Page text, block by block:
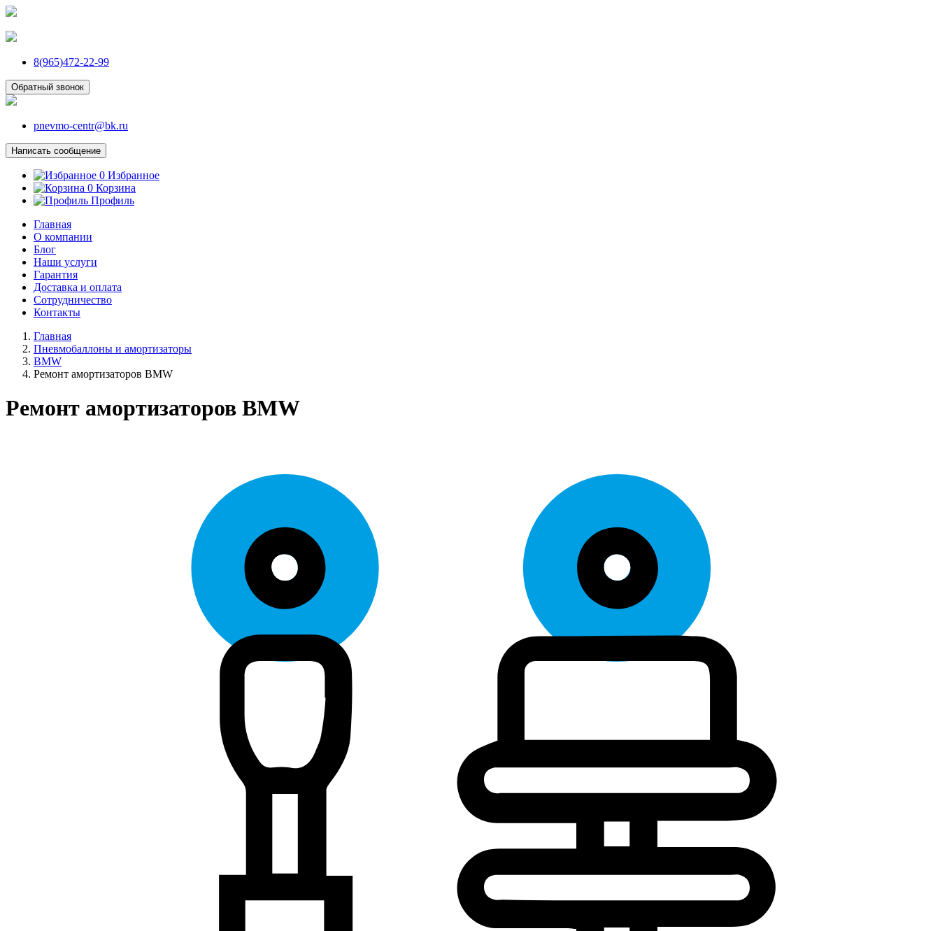
8(965)472-22-99
Обратный звонок
pnevmo-centr@bk.ru
Написать сообщение
0 Избранное
0 Корзина
Профиль
Главная
О компании
Блог
Наши услуги
Гарантия
Доставка и оплата
Сотрудничество
Контакты
Главная
Пневмобаллоны и амортизаторы
BMW
Ремонт амортизаторов BMW
Ремонт амортизаторов BMW